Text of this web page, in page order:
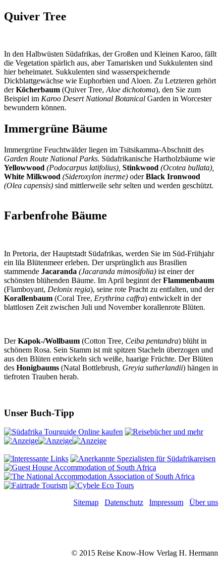
Quiver Tree
In den Halbwüsten Südafrikas, der Großen und Kleinen Karoo, fällt
die Vegetation spärlich aus, aber Tamarisken und Sukkulenten sind
hier beheimatet. Sukkulenten sind wasserspeichernde
Dickblattgewächse wie Euphorbien und Aloen. Zu Letzteren gehört
derKöcherbaum (Quiver Tree,Aloe dichotoma), den Sie zum
Beispiel im Karoo Desert National Botanical Garden in Worcester
bewundern können.
Immergrüne Bäume
Immergrüne Feuchtwälder liegen im Tsitsikamma-Abschnitt des
Garden Route National Parks. Südafrikanische Hartholzbäume wie
Yellowwood (Podocarpus latifolius), Stinkwood (Ocotea bullata),
White Milkwood (Sideroxylon inerme) oderBlack Ironwood
(Olea capensis) sind mittlerweile sehr selten und werden geschützt.
Farbenfrohe Bäume
In Pretoria, der Hauptstadt Südafrikas, werden Sie im Süd-Frühjahr
ein lila Blütenmeer erleben. Der ursprünglich aus Brasilien
stammende Jacaranda (Jacaranda mimosifolia) ist einer der
schönsten blühenden Bäume. Im April beginnt derFlammenbaum
(Flamboyant, Delonix regia), seine rote Pracht zu entfalten, und der
Korallenbaum (Coral Tree, Erythrina caffra) entwickelt in der
blattlosen Zeit zwischen Juli und November korallenrote Blüten.
DerKapok-/Wollbaum (Cotton Tree, Ceiba pentandra) blüht in
schönem Rosa. Sein Stamm ist mit spitzen Stacheln überzogen und
aus den Blüten entwickeln sich weiße, haarige Früchte. Der Blüten
des Honigbaums (Natal Bottlebrush, Greyia sutherlandii) hängen in
tiefroten Trauben herab.
Unser Buch-Tipp
Sitemap Datenschutz Impressum Über uns
© 2015 Reise Know-How Verlag H. Hermann